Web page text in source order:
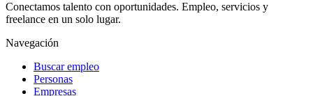
Conectamos talento con oportunidades. Empleo, servicios y
freelance en un solo lugar.
Navegación
Buscar empleo
Personas
Empresas